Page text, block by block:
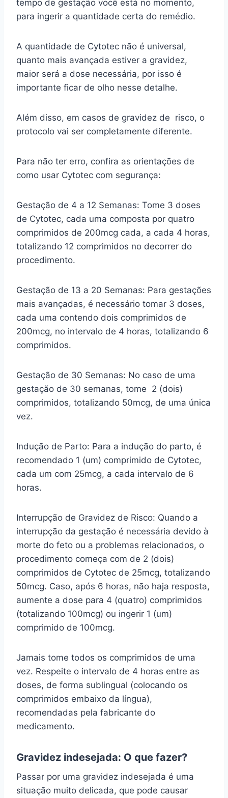
tempo de gestação você está no momento,
para ingerir a quantidade certa do remédio.
A quantidade de Cytotec não é universal,
quanto mais avançada estiver a gravidez,
maior será a dose necessária, por isso é
importante ficar de olho nesse detalhe.
Além disso, em casos de gravidez de risco, o
protocolo vai ser completamente diferente.
Para não ter erro, confira as orientações de
como usar Cytotec com segurança:
Gestação de 4 a 12 Semanas: Tome 3 doses
de Cytotec, cada uma composta por quatro
comprimidos de 200mcg cada, a cada 4 horas,
totalizando 12 comprimidos no decorrer do
procedimento.
Gestação de 13 a 20 Semanas: Para gestações
mais avançadas, é necessário tomar 3 doses,
cada uma contendo dois comprimidos de
200mcg, no intervalo de 4 horas, totalizando 6
comprimidos.
Gestação de 30 Semanas: No caso de uma
gestação de 30 semanas, tome 2 (dois)
comprimidos, totalizando 50mcg, de uma única
vez.
Indução de Parto: Para a indução do parto, é
recomendado 1 (um) comprimido de Cytotec,
cada um com 25mcg, a cada intervalo de 6
horas.
Interrupção de Gravidez de Risco: Quando a
interrupção da gestação é necessária devido à
morte do feto ou a problemas relacionados, o
procedimento começa com de 2 (dois)
comprimidos de Cytotec de 25mcg, totalizando
50mcg. Caso, após 6 horas, não haja resposta,
aumente a dose para 4 (quatro) comprimidos
(totalizando 100mcg) ou ingerir 1 (um)
comprimido de 100mcg.
Jamais tome todos os comprimidos de uma
vez. Respeite o intervalo de 4 horas entre as
doses, de forma sublingual (colocando os
comprimidos embaixo da língua),
recomendadas pela fabricante do
medicamento.
Gravidez indesejada: O que fazer?
Passar por uma gravidez indesejada é uma
situação muito delicada, que pode causar